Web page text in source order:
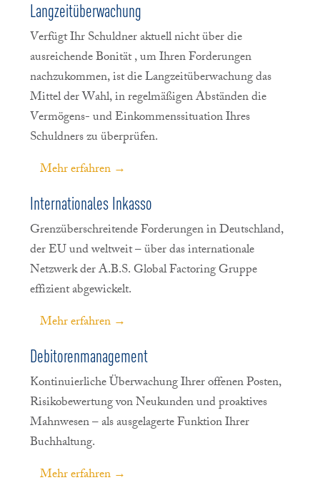
Langzeitüberwachung
Verfügt Ihr Schuldner aktuell nicht über die
ausreichende Bonität , um Ihren Forderungen
nachzukommen, ist die Langzeitüberwachung das
Mittel der Wahl, in regelmäßigen Abständen die
Vermögens- und Einkommenssituation Ihres
Schuldners zu überprüfen.
Mehr erfahren →
Internationales Inkasso
Grenzüberschreitende Forderungen in Deutschland,
der EU und weltweit – über das internationale
Netzwerk der A.B.S. Global Factoring Gruppe
effizient abgewickelt.
Mehr erfahren →
Debitorenmanagement
Kontinuierliche Überwachung Ihrer offenen Posten,
Risikobewertung von Neukunden und proaktives
Mahnwesen – als ausgelagerte Funktion Ihrer
Buchhaltung.
Mehr erfahren →